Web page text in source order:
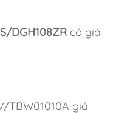
DGH108ZR có giá
TBW01010A giá